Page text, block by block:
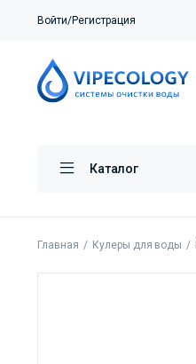
Войти/Регистрация
Каталог
Главная Кулеры для воды